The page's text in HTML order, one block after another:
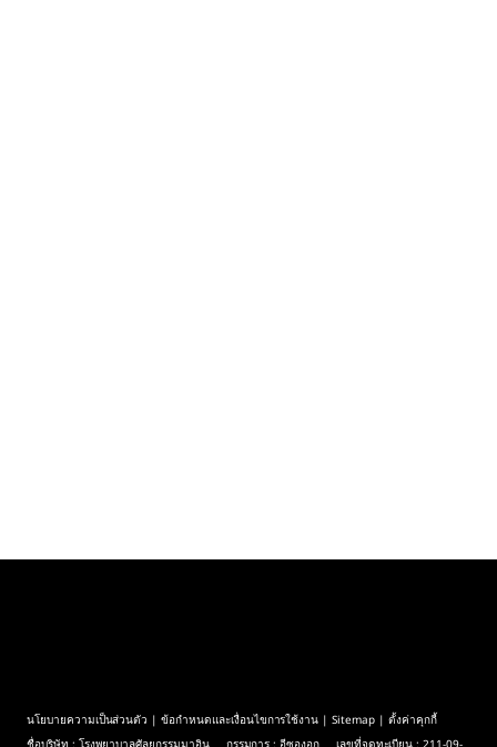
นโยบายความเป็นส่วนตัว |ข้อกำหนดและเงื่อนไขการใช้งาน |Sitemap| ตั้งค่าคุกกี้